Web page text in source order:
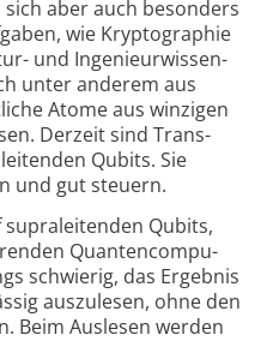
aber auch beson­ders
wie Krypto­graphie
und Inge­nieur­wissen­
unter ande­rem aus
Atome aus winzi­gen
Der­zeit sind Trans­
Qubits. Sie
und gut steuern.
supra­lei­tenden Qubits,
Quanten­compu­
schwie­rig, das Ergeb­nis
auszu­lesen, ohne den
Beim Aus­lesen werden